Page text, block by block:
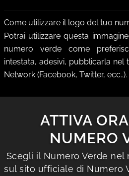
Come utilizzare il logo del tuo
Potrai utilizzare questa
numero verde come
intestata, adesivi, pubblicarla
Network (Facebook, Twitter, ecc..).
ATTIVA
NUMERO
Scegli il Numero Verde nel
sul sito ufficiale di Numero